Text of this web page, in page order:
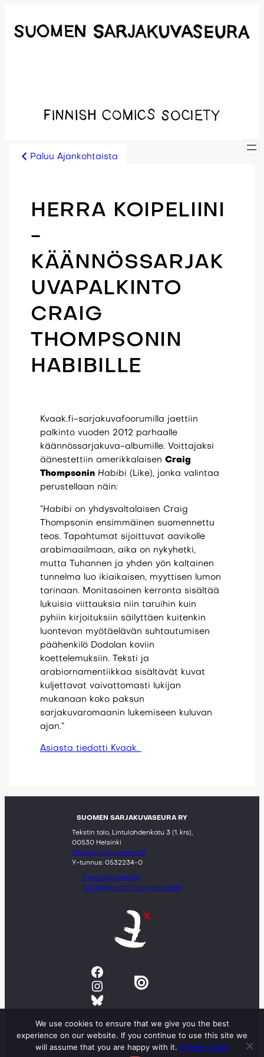
sisältöön
Paluu Ajankohtaista
HERRA KOIPELIINI
-
KÄÄNNÖSSARJAK
UVAPALKINTO
CRAIG
THOMPSONIN
HABIBILLE
Kvaak.fi-sarjakuvafoorumilla jaettiin
palkinto vuoden 2012 parhaalle
käännössarjakuva-albumille. Voittajaksi
äänestettiin amerikkalaisen Craig
Thompsonin Habibi (Like), jonka valintaa
perustellaan näin:
”Habibi on yhdysvaltalaisen Craig
Thompsonin ensimmäinen suomennettu
teos. Tapahtumat sijoittuvat aavikolle
arabimaailmaan, aika on nykyhetki,
mutta Tuhannen ja yhden yön kaltainen
tunnelma luo ikiaikaisen, myyttisen lumon
tarinaan. Monitasoinen kerronta sisältää
lukuisia viittauksia niin taruihin kuin
pyhiin kirjoituksiin säilyttäen kuitenkin
luontevan myötäelävän suhtautumisen
päähenkilö Dodolan koviin
koettelemuksiin. Teksti ja
arabiornamentiikkaa sisältävät kuvat
kuljettavat vaivattomasti lukijan
mukanaan koko paksun
sarjakuvaromaanin lukemiseen kuluvan
ajan.”
Asiasta tiedotti Kvaak.
SUOMEN SARJAKUVASEURA RY
Tekstin talo, Lintulahdenkatu 3 (1. krs),
00530 Helsinki
info@sarjakuvaseura.fi
Y-tunnus: 0532234-0
Tietosuojaseloste
Turvallisemman tilan periatteet
Facebook
Instagram
Bluesky
© 2023 Suomen sarjakuvaseura ry
We use cookies to ensure that we give you the best
experience on our website. If you continue to use this site we
will assume that you are happy with it. Privacy policy